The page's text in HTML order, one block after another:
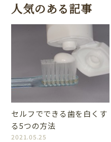
人気のある記事
セルフでできる歯を白くす
る5つの方法
2021.05.25